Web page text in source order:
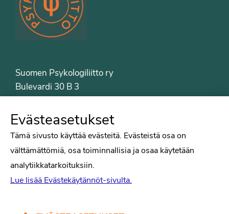
Suomen Psykologiliitto ry
Bulevardi 30 B 3
Puh. 09-6122 9122
Psykologiliiton sivut
Tiede
Puheenvuorot
Evästeasetukset
Tämä sivusto käyttää evästeitä. Evästeistä osa on
välttämättömiä, osa toiminnallisia ja osaa käytetään
analytiikkatarkoituksiin.
Lue lisää Evästekäytännöt-sivulta.